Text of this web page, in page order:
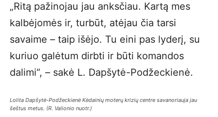
„Ritą pažinojau jau anksčiau. Kartą mes
kalbėjomės ir, turbūt, atėjau čia tarsi
savaime – taip išėjo. Tu eini pas lyderį, su
kuriuo galėtum dirbti ir būti komandos
dalimi“, – sakė L. Dapšytė-Podžeckienė.
Lolita Dapšytė-Podžeckienė Kėdainių moterų krizių centre savanoriauja jau
šeštus metus. (R. Valionio nuotr.)